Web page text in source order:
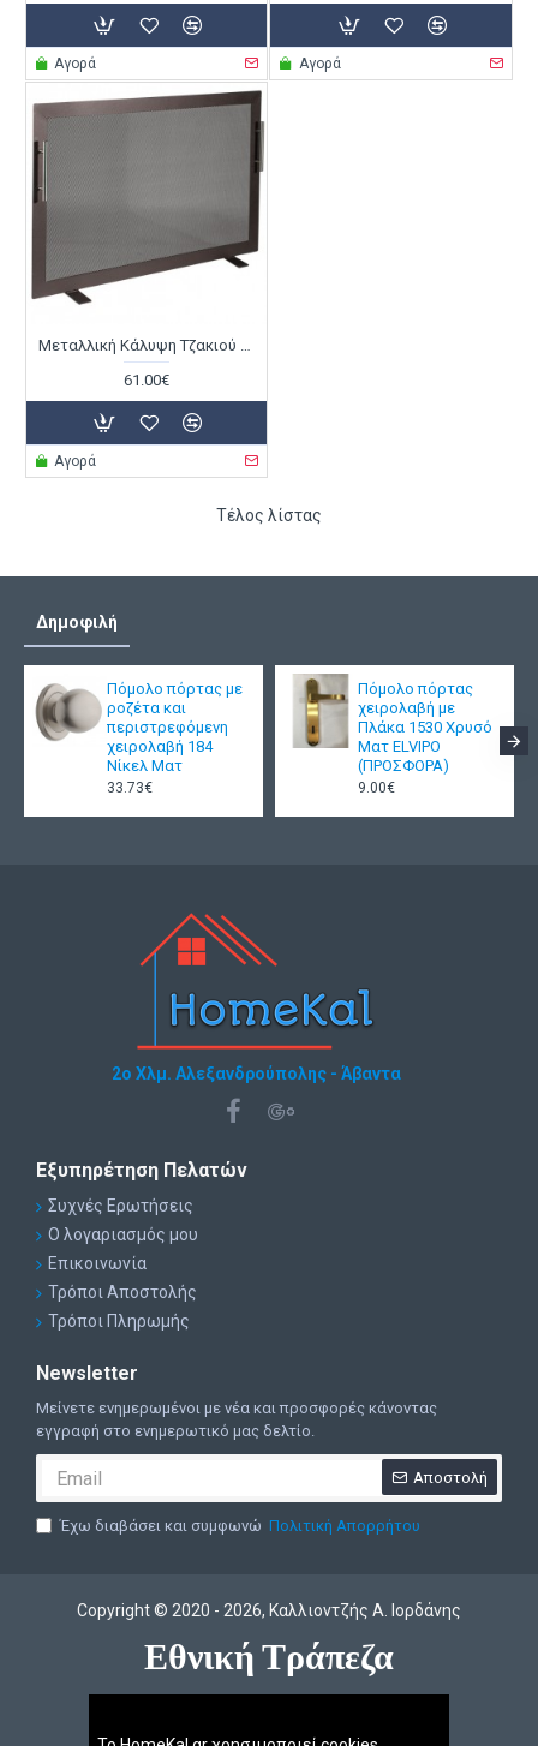
Αγορά Αγορά
Μεταλλική Κάλυψη Τζακιού Viometal 570 Τουλούζη Χρώμα Σκουριά
61.00€
Αγορά
Τέλος λίστας
Δημοφιλή
Πόμολο πόρτας με
ροζέτα και
περιστρεφόμενη
χειρολαβή 184
Νίκελ Ματ
33.73€
Πόμολο πόρτας
χειρολαβή με
Πλάκα 1530 Χρυσό
Ματ ELVIPO
(ΠΡΟΣΦΟΡΑ)
9.00€
2ο Χλμ. Αλεξανδρούπολης - Άβαντα
Εξυπηρέτηση Πελατών
Συχνές Ερωτήσεις
Ο λογαριασμός μου
Επικοινωνία
Τρόποι Αποστολής
Τρόποι Πληρωμής
Newsletter
Μείνετε ενημερωμένοι με νέα και προσφορές κάνοντας
εγγραφή στο ενημερωτικό μας δελτίο.
Αποστολή
Έχω διαβάσει και συμφωνώ Πολιτική Απορρήτου
Copyright © 2020 - 2026, Kαλλιοντζής Α. Ιορδάνης
Εθνική Τράπεζα